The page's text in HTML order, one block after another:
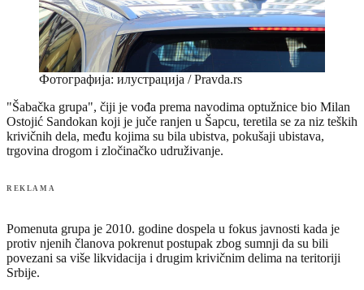
Фотографија: илустрација / Pravda.rs
"Šabačka grupa", čiji je vođa prema navodima optužnice bio Milan
Ostojić Sandokan koji je juče ranjen u Šapcu, teretila se za niz teških
krivičnih dela, među kojima su bila ubistva, pokušaji ubistava,
trgovina drogom i zločinačko udruživanje.
REKLAMA
Pomenuta grupa je 2010. godine dospela u fokus javnosti kada je
protiv njenih članova pokrenut postupak zbog sumnji da su bili
povezani sa više likvidacija i drugim krivičnim delima na teritoriji
Srbije.